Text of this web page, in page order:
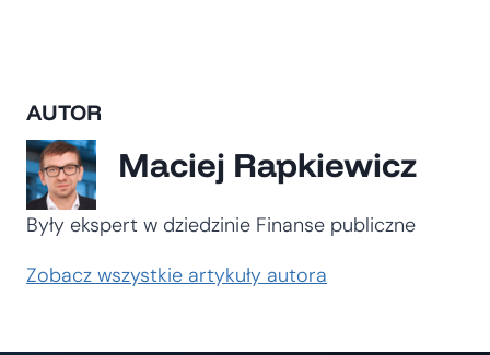
AUTOR
Maciej Rapkiewicz
Były ekspert w dziedzinie Finanse publiczne
Zobacz wszystkie artykuły autora